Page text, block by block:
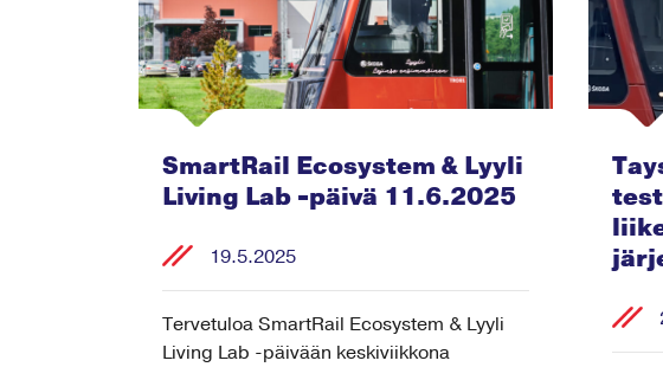
SmartRail Ecosystem & Lyyli
Living Lab -päivä 11.6.2025
19.5.2025
Tervetuloa SmartRail Ecosystem & Lyyli
Living Lab -päivään keskiviikkona